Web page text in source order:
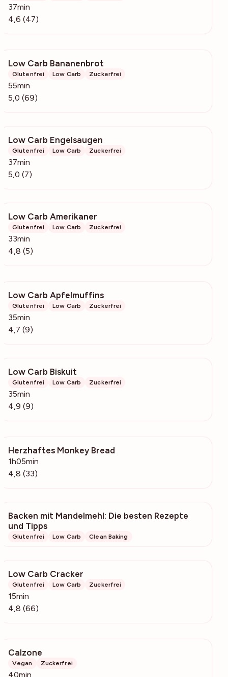
37min
4,6 (47)
Low Carb Bananenbrot
Glutenfrei Low Carb Zuckerfrei
55min
5,0 (69)
Low Carb Engelsaugen
Glutenfrei Low Carb Zuckerfrei
37min
5,0 (7)
Low Carb Amerikaner
Glutenfrei Low Carb Zuckerfrei
33min
4,8 (5)
Low Carb Apfelmuffins
Glutenfrei Low Carb Zuckerfrei
35min
4,7 (9)
Low Carb Biskuit
Glutenfrei Low Carb Zuckerfrei
35min
4,9 (9)
Herzhaftes Monkey Bread
1h05min
4,8 (33)
2768
Backen mit Mandelmehl: Die besten Rezepte
und Tipps
Glutenfrei Low Carb Clean Baking
Low Carb Cracker
Glutenfrei Low Carb Zuckerfrei
15min
4,8 (66)
Calzone
Vegan Zuckerfrei
40min